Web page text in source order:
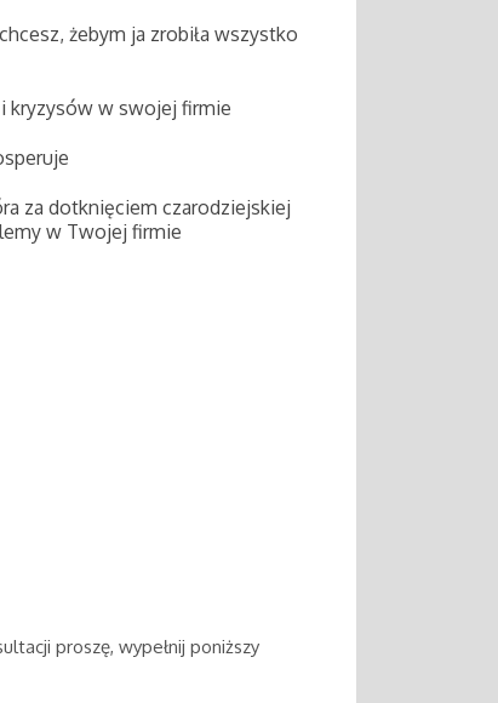
żebym ja zrobiła wszystko
kryzysów w swojej firmie
za dotknięciem czarodziejskiej
w Twojej firmie
proszę, wypełnij poniższy